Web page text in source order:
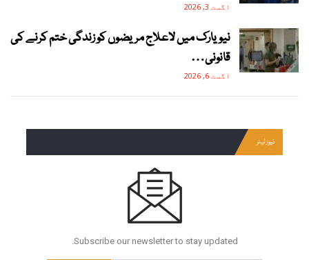
اگست 3, 2026
نیویارک میں لاعلاج مریضوں کو زندگی ختم کرنے کی
قانونی…
اگست 6, 2026
نیوز لیٹر
Subscribe our newsletter to stay updated.